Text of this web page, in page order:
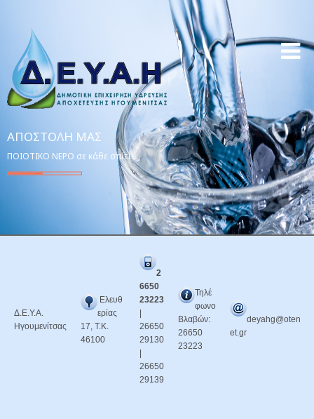
ΑΠΟΣΤΟΛΉ ΜΑΣ
ΠΟΙΟΤΙΚΟ ΝΕΡΟ σε κάθε σπίτι!
Δ.Ε.Υ.Α.
Ηγουμενίτσας
Ελευθ
ερίας
17, Τ.Κ.
46100
2
6650
23223
26650
29130
26650
29139
Τηλέ
φωνο
Βλαβών:
26650
23223
deyahg@oten
et.gr